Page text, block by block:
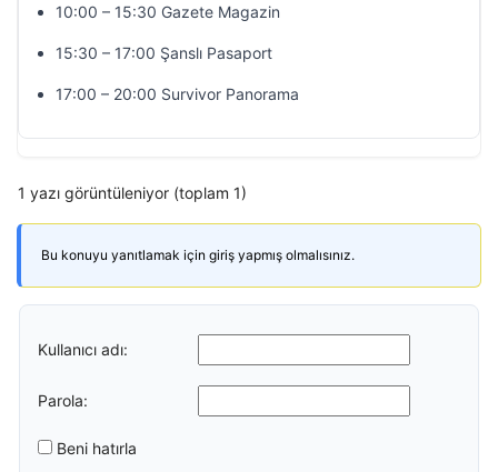
10:00 – 15:30 Gazete Magazin
15:30 – 17:00 Şanslı Pasaport
17:00 – 20:00 Survivor Panorama
1 yazı görüntüleniyor (toplam 1)
Bu konuyu yanıtlamak için giriş yapmış olmalısınız.
Kullanıcı adı:
Parola:
Beni hatırla